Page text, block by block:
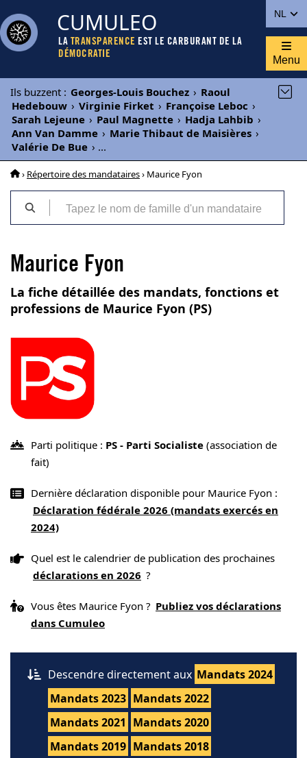
NL
CUMULEO
LA TRANSPARENCE EST LE CARBURANT DE LA
DÉMOCRATIE
Menu
Ils buzzent : Georges-Louis Bouchez › Raoul
Hedebouw › Virginie Firket › Françoise Leboc ›
Sarah Lejeune › Paul Magnette › Hadja Lahbib ›
Ann Van Damme › Marie Thibaut de Maisières ›
Valérie De Bue › ...
› Répertoire des mandataires› Maurice Fyon
Maurice Fyon
La fiche détaillée des mandats, fonctions et
professions de Maurice Fyon (PS)
Parti politique : PS - Parti Socialiste (association de
fait)
Dernière déclaration disponible pour Maurice Fyon :
Déclaration fédérale 2026 (mandats exercés en
2024)
Quel est le calendrier de publication des prochaines
déclarations en 2026 ?
Vous êtes Maurice Fyon ? Publiez vos déclarations
dans Cumuleo
Descendre directement aux Mandats 2024
Mandats 2023 Mandats 2022
Mandats 2021 Mandats 2020
Mandats 2019 Mandats 2018